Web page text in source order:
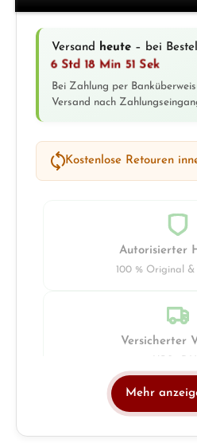
Versand heute – bei
6 Std 18 Min 51 Sek
Bei Zahlung per
Versand nach
Kostenlose Retouren
Autorisierter
100 % Original
Versicherter
Mehr